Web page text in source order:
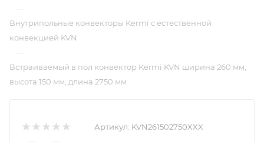
—
Внутрипольные конвекторы Kermi с естественной
конвекцией KVN
—
Встраиваемый в пол конвектор Kermi KVN ширина 260 мм,
высота 150 мм, длина 2750 мм
Артикул: KVN261502750XXX